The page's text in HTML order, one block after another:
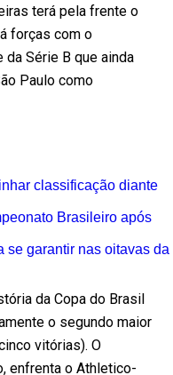
terá pela frente o
forças com o
da Série B que ainda
Paulo como
classificação diante
Brasileiro após
se garantir nas oitavas da
da Copa do Brasil
o segundo maior
vitórias). O
enfrenta o Athletico-